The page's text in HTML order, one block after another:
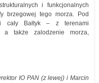
i funkcjonalnych
brzegowej tego morza. Pod
cały Bałtyk – z terenami
a także zalodzenie morza,
IO PAN (z lewej) i Marcin